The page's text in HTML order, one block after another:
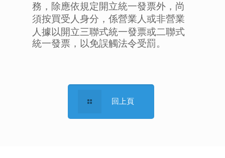
務，除應依規定開立統一發票外，尚
須按買受人身分，係營業人或非營業
人據以開立三聯式統一發票或二聯式
統一發票，以免誤觸法令受罰。
回上頁